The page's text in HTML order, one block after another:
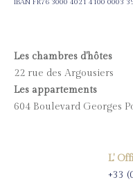
IBAN FR76 3000 4021 4100 0003
Les chambres d'hôtes
22 rue des Argousiers
Les appartements
604 Boulevard Georges
L'
+33